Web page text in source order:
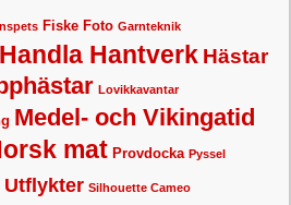
Fiske Foto Garnteknik
Handla Hantverk Hästar
Lovikkavantar
Medel- och Vikingatid
mat Provdocka Pyssel
Utflykter Silhouette Cameo